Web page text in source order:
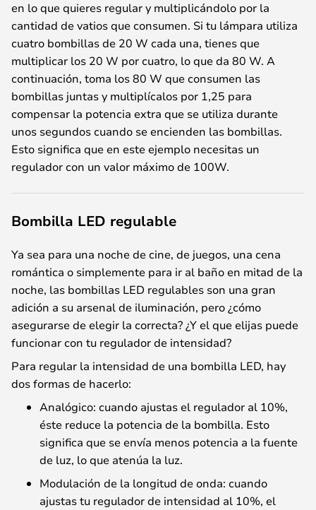
en lo que quieres regular y multiplicándolo por la
cantidad de vatios que consumen. Si tu lámpara utiliza
cuatro bombillas de 20 W cada una, tienes que
multiplicar los 20 W por cuatro, lo que da 80 W. A
continuación, toma los 80 W que consumen las
bombillas juntas y multiplícalos por 1,25 para
compensar la potencia extra que se utiliza durante
unos segundos cuando se encienden las bombillas.
Esto significa que en este ejemplo necesitas un
regulador con un valor máximo de 100W.
Bombilla LED regulable
Ya sea para una noche de cine, de juegos, una cena
romántica o simplemente para ir al baño en mitad de la
noche, las bombillas LED regulables son una gran
adición a su arsenal de iluminación, pero ¿cómo
asegurarse de elegir la correcta? ¿Y el que elijas puede
funcionar con tu regulador de intensidad?
Para regular la intensidad de una bombilla LED, hay
dos formas de hacerlo:
Analógico: cuando ajustas el regulador al 10%,
éste reduce la potencia de la bombilla. Esto
significa que se envía menos potencia a la fuente
de luz, lo que atenúa la luz.
Modulación de la longitud de onda: cuando
ajustas tu regulador de intensidad al 10%, el